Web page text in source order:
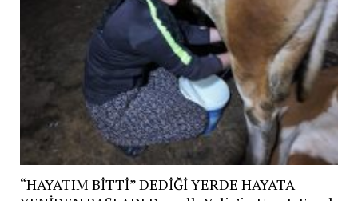
“HAYATIM BİTTİ” DEDİĞİ YERDE HAYATA